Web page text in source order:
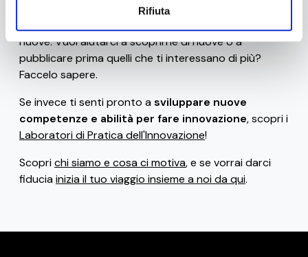
Rifiuta
strumenti di progettazione
nuove. Vuoi aiutarci a scoprirne di nuove o a
pubblicare prima quelli che ti interessano di più?
Faccelo sapere.
Se invece ti senti pronto asviluppare nuove
competenze e abilità per fare innovazione, scopri i
Laboratori di Pratica dell'Innovazione!
Scoprichi siamo e cosa ci motiva, e se vorrai darci
fiduciainizia il tuo viaggio insieme a noi da qui.